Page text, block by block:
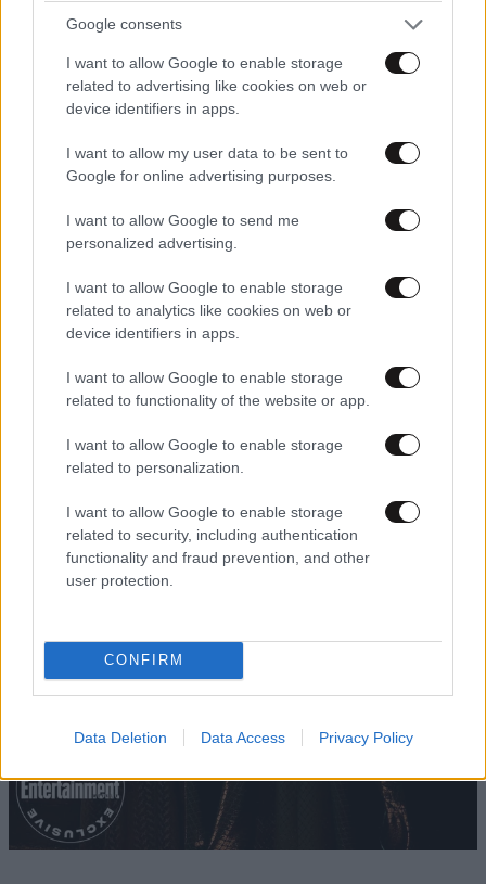
Google consents
I want to allow Google to enable storage
related to advertising like cookies on web or
device identifiers in apps.
I want to allow my user data to be sent to
Google for online advertising purposes.
I want to allow Google to send me
personalized advertising.
I want to allow Google to enable storage
related to analytics like cookies on web or
device identifiers in apps.
I want to allow Google to enable storage
related to functionality of the website or app.
I want to allow Google to enable storage
related to personalization.
I want to allow Google to enable storage
related to security, including authentication
functionality and fraud prevention, and other
user protection.
CONFIRM
Data Deletion Data Access Privacy Policy